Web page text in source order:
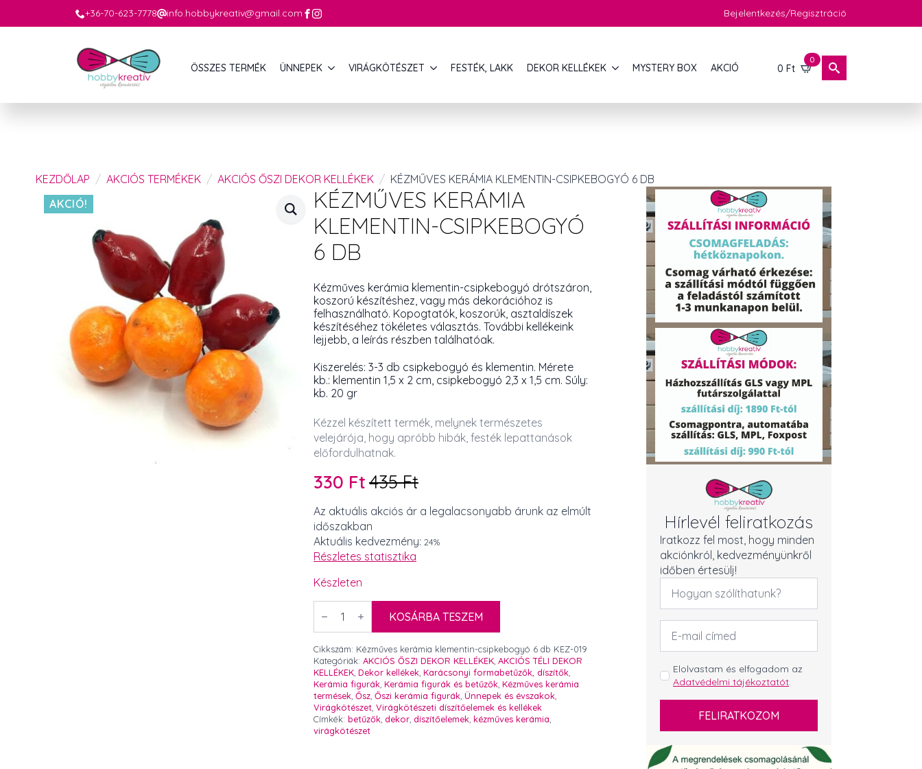
+36-70-623-7778 info.hobbykreativ@gmail.com Bejelentkezés/Regisztráció
ÖSSZES TERMÉK ÜNNEPEK VIRÁGKÖTÉSZET FESTÉK, LAKK DEKOR KELLÉKEK MYSTERY BOX AKCIÓ 0 Ft
0
KEZDŐLAP AKCIÓS TERMÉKEK AKCIÓS ŐSZI DEKOR KELLÉKEK
KÉZMŰVES KERÁMIA KLEMENTIN-CSIPKEBOGYÓ 6 DB
AKCIÓ!
KÉZMŰVES KERÁMIA
KLEMENTIN-CSIPKEBOGYÓ
6 DB
Kézműves kerámia klementin-csipkebogyó drótszáron,
koszorú készítéshez, vagy más dekorációhoz is
felhasználható. Kopogtatók, koszorúk, asztaldíszek
készítéséhez tökéletes választás. További kellékeink
lejjebb, a leírás részben találhatóak.
Kiszerelés: 3-3 db csipkebogyó és klementin. Mérete
kb.: klementin 1,5 x 2 cm, csipkebogyó 2,3 x 1,5 cm. Súly:
kb. 20 gr
Kézzel készített termék, melynek természetes
velejárója, hogy apróbb hibák, festék lepattanások
előfordulhatnak.
435Ft
Original
price
was:
435 Ft.
330 Ft
Current
price
is:
330 Ft.
Az aktuális akciós ár a legalacsonyabb árunk az elmúlt
időszakban
Aktuális kedvezmény: 24%
Részletes statisztika
Készleten
Kézműves
kerámia
6
db
mennyiség
KOSÁRBA TESZEM
Cikkszám: Kézműves kerámia klementin-csipkebogyó 6 db KEZ-019
Kategóriák: AKCIÓS ŐSZI DEKOR KELLÉKEK AKCIÓS TÉLI DEKOR
KELLÉKEK Dekor kellékek Karácsonyi formabetűzők, díszítők
Kerámia figurák Kerámia figurák és betűzők Kézműves kerámia
termések Ősz Őszi kerámia figurák Ünnepek és évszakok
Virágkötészet Virágkötészeti díszítőelemek és kellékek
Címkék: betűzők dekor díszítőelemek kézműves kerámia
virágkötészet
Hírlevél feliratkozás
Iratkozz fel most, hogy minden
akciónkról, kedvezményünkről
időben értesülj!
Név
Email
cím
GDPR
*
Elolvastam és elfogadom az
Adatvédelmi tájékoztatót.
FELIRATKOZOM